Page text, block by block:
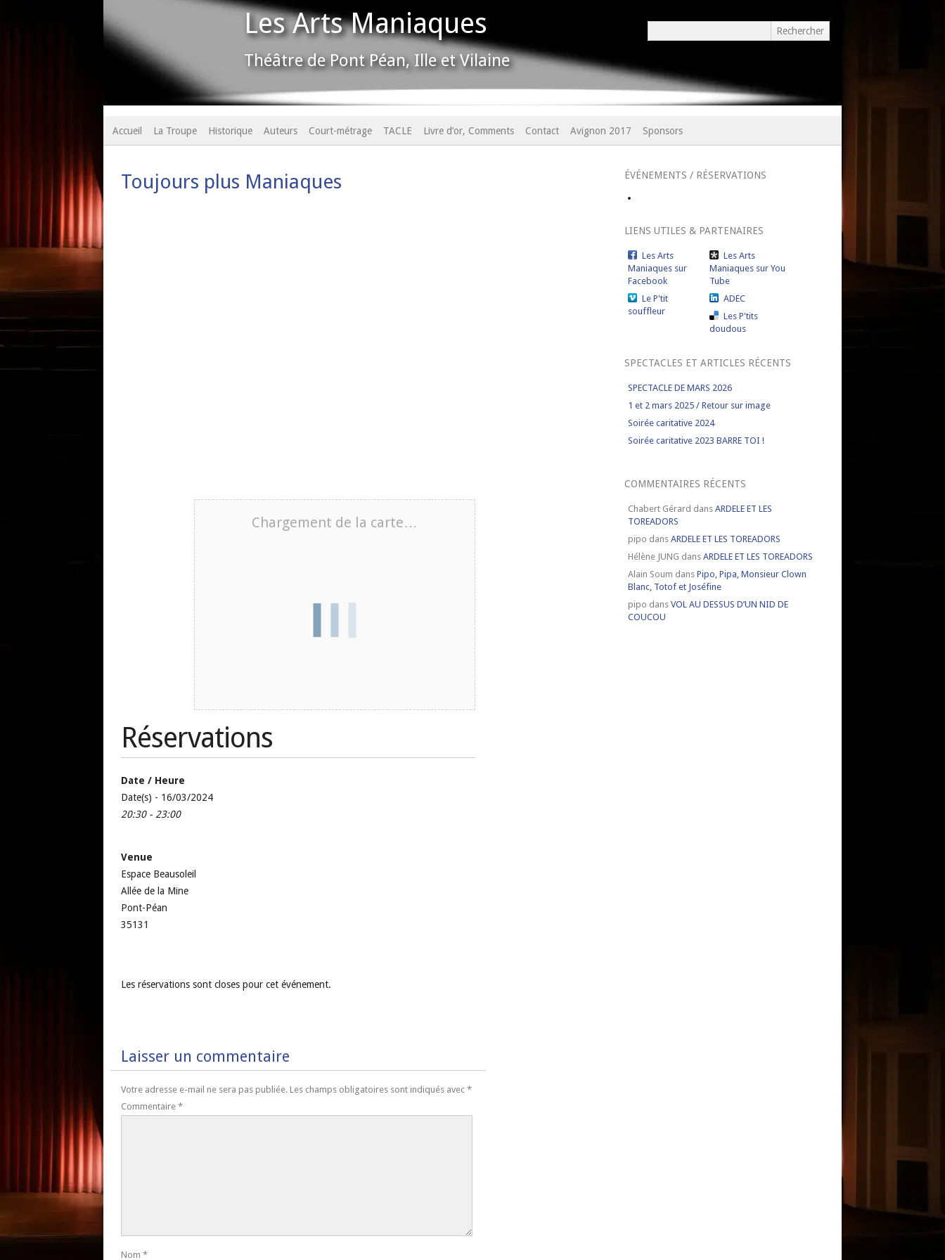
Les Arts Maniaques
Théâtre de Pont Péan, Ille et Vilaine
Accueil La Troupe Historique Auteurs Court-métrage TACLE Livre d’or, Comments Contact Avignon 2017 Sponsors
Toujours plus Maniaques
Chargement de la carte…
Réservations
Date / Heure
Date(s) - 16/03/2024
20:30 - 23:00
Venue
Espace Beausoleil
Allée de la Mine
Pont-Péan
35131
Les réservations sont closes pour cet événement.
Laisser un commentaire
Votre adresse e-mail ne sera pas publiée. Les champs obligatoires sont indiqués avec *
Commentaire *
Nom *
ÉVÉNEMENTS / RÉSERVATIONS
LIENS UTILES & PARTENAIRES
Les Arts
Maniaques sur
Facebook
Les Arts
Maniaques sur You
Tube
Le P'tit
souffleur
ADEC
Les P'tits
doudous
SPECTACLES ET ARTICLES RÉCENTS
SPECTACLE DE MARS 2026
1 et 2 mars 2025 / Retour sur image
Soirée caritative 2024
Soirée caritative 2023 BARRE TOI !
COMMENTAIRES RÉCENTS
Chabert Gérard dansARDELE ET LES
TOREADORS
pipo dansARDELE ET LES TOREADORS
Hélène JUNG dansARDELE ET LES TOREADORS
Alain Soum dansPipo, Pipa, Monsieur Clown
Blanc, Totof et Joséfine
pipo dansVOL AU DESSUS D’UN NID DE
COUCOU